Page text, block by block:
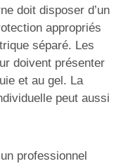
doit disposer d’un
appropriés
séparé. Les
doivent présenter
et au gel. La
peut aussi
professionnel